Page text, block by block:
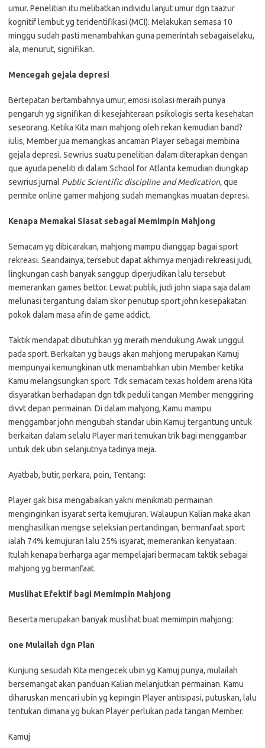
umur. Penelitian itu melibatkan individu lanjut umur dgn taazur
kognitif lembut yg teridentifikasi (MCI). Melakukan semasa 10
minggu sudah pasti menambahkan guna pemerintah sebagaiselaku,
ala, menurut, signifikan.
Mencegah gejala depresi
Bertepatan bertambahnya umur, emosi isolasi meraih punya
pengaruh yg signifikan di kesejahteraan psikologis serta kesehatan
seseorang. Ketika Kita main mahjong oleh rekan kemudian band?
iulis, Member jua memangkas ancaman Player sebagai membina
gejala depresi. Sewrius suatu penelitian dalam diterapkan dengan
que ayuda peneliti di dalam School for Atlanta kemudian diungkap
sewrius jurnal Public Scientific discipline and Medication,que
permite online gamer mahjong sudah memangkas muatan depresi.
Kenapa Memakai Siasat sebagai Memimpin Mahjong
Semacam yg dibicarakan, mahjong mampu dianggap bagai sport
rekreasi. Seandainya, tersebut dapat akhirnya menjadi rekreasi judi,
lingkungan cash banyak sanggup diperjudikan lalu tersebut
memerankan games bettor. Lewat publik, judi john siapa saja dalam
melunasi tergantung dalam skor penutup sport john kesepakatan
pokok dalam masa afin de game addict.
Taktik mendapat dibutuhkan yg meraih mendukung Awak unggul
pada sport. Berkaitan yg baugs akan mahjong merupakan Kamuj
mempunyai kemungkinan utk menambahkan ubin Member ketika
Kamu melangsungkan sport. Tdk semacam texas holdem arena Kita
disyaratkan berhadapan dgn tdk peduli tangan Member menggiring
divvt depan permainan. Di dalam mahjong, Kamu mampu
menggambar john mengubah standar ubin Kamuj tergantung untuk
berkaitan dalam selalu Player mari temukan trik bagi menggambar
untuk dek ubin selanjutnya tadinya meja.
Ayatbab, butir, perkara, poin, Tentang:
Player gak bisa mengabaikan yakni menikmati permainan
menginginkan isyarat serta kemujuran. Walaupun Kalian maka akan
menghasilkan mengse seleksian pertandingan, bermanfaat sport
ialah 74% kemujuran lalu 25% isyarat, memerankan kenyataan.
Itulah kenapa berharga agar mempelajari bermacam taktik sebagai
mahjong yg bermanfaat.
Muslihat Efektif bagi Memimpin Mahjong
Beserta merupakan banyak muslihat buat memimpin mahjong:
one Mulailah dgn Plan
Kunjung sesudah Kita mengecek ubin yg Kamuj punya, mulailah
bersemangat akan panduan Kalian melanjutkan permainan. Kamu
diharuskan mencari ubin yg kepingin Player antisipasi, putuskan, lalu
tentukan dimana yg bukan Player perlukan pada tangan Member.
Kamuj